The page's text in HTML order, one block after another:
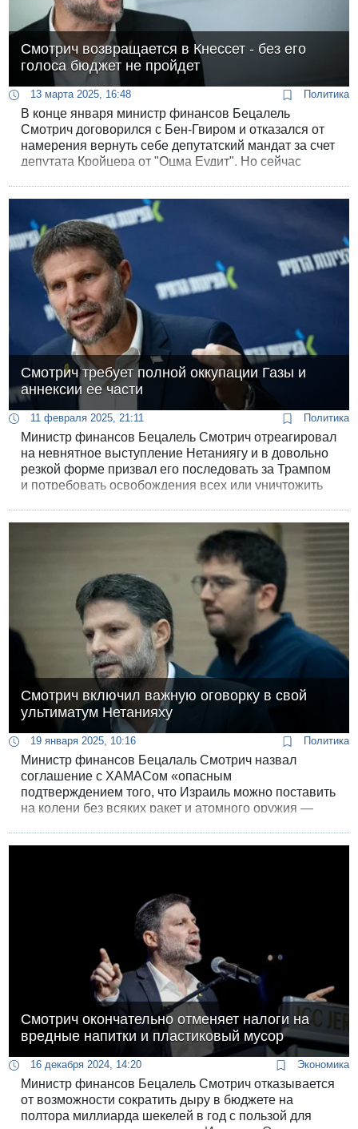
Смотрич возвращается в Кнессет - без его
голоса бюджет не пройдет
13 марта 2025, 16:48 Политика
В конце января министр финансов Бецалель
Смотрич договорился с Бен-Гвиром и отказался от
намерения вернуть себе депутатский мандат за счет
депутата Кройцера от "Оцма Еудит". Но сейчас
до конца марта, и Смотрич возвращается в Кнессет.
Смотрич требует полной оккупации Газы и
аннексии ее части
11 февраля 2025, 21:11 Политика
Министр финансов Бецалель Смотрич отреагировал
на невнятное выступление Нетаниягу и в довольно
резкой форме призвал его последовать за Трампом
и потребовать освобождения всех или уничтожить
Смотрич включил важную оговорку в свой
ультиматум Нетанияху
19 января 2025, 10:16 Политика
Министр финансов Бецалаль Смотрич назвал
соглашение с ХАМАСом «опасным
подтверждением того, что Израиль можно поставить
на колени без всяких ракет и атомного оружия —
Смотрич окончательно отменяет налоги на
вредные напитки и пластиковый мусор
16 декабря 2024, 14:20 Экономика
Министр финансов Бецалель Смотрич отказывается
от возможности сократить дыру в бюджете на
полтора миллиарда шекелей в год с пользой для